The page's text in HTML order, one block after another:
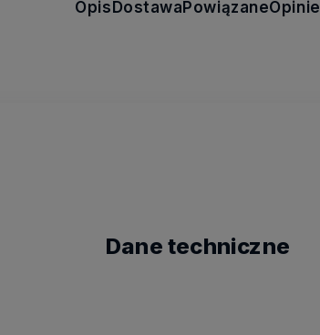
OpisDostawaPowiązaneOpinie
Dane techniczne